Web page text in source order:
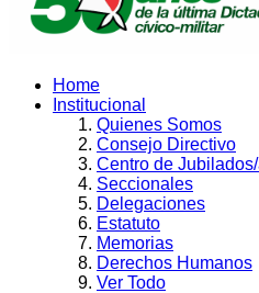
Home
Institucional
Quienes Somos
Consejo Directivo
Centro de
Seccionales
Delegaciones
Estatuto
Memorias
Derechos Humanos
Ver Todo